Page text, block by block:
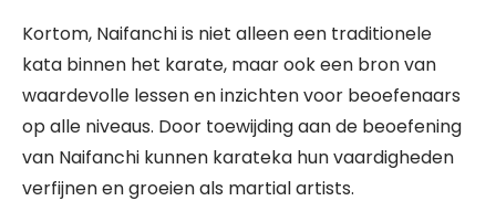
Kortom, Naifanchi is niet alleen een traditionele
kata binnen het karate, maar ook een bron van
waardevolle lessen en inzichten voor beoefenaars
op alle niveaus. Door toewijding aan de beoefening
van Naifanchi kunnen karateka hun vaardigheden
verfijnen en groeien als martial artists.